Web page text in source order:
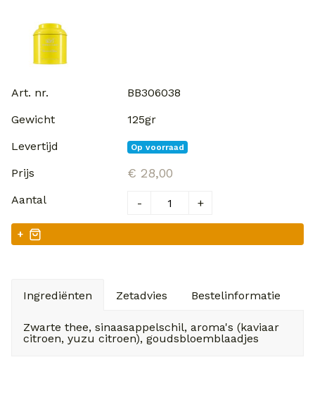
BB306038
125gr
Op voorraad
€ 28,00
- +
+
Ingrediënten Zetadvies Bestelinformatie
Zwarte thee, sinaasappelschil, aroma's (kaviaar
citroen, yuzu citroen), goudsbloemblaadjes